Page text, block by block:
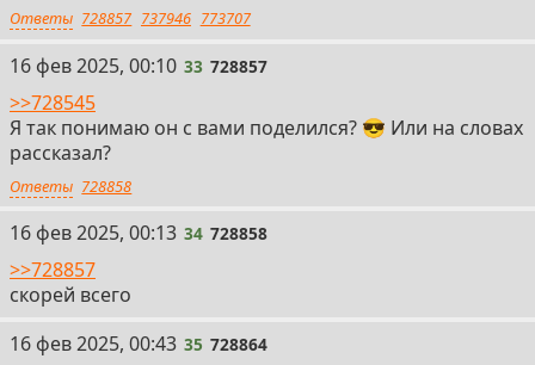
Ответы 728857 737946 773707
33
16 фев 2025, 00:10 33 728857
>>728545
Я так понимаю он с вами поделился? 😎 Или на словах
рассказал?
Ответы 728858
34
16 фев 2025, 00:13 34 728858
>>728857
скорей всего
35
16 фев 2025, 00:43 35 728864